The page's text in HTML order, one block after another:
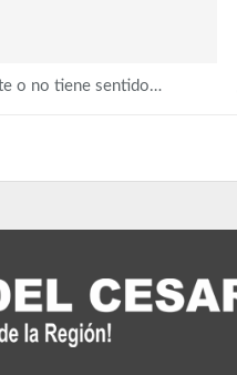
o no tiene sentido…